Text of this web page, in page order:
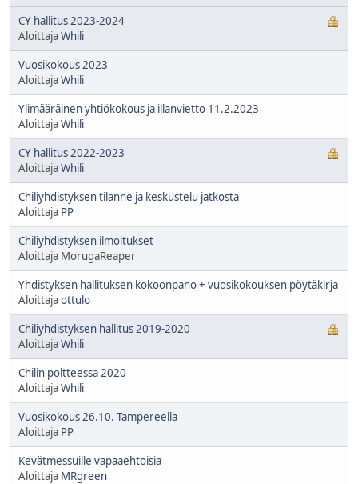
CY hallitus 2023-2024
AloittajaWhili
Vuosikokous 2023
AloittajaWhili
Ylimääräinen yhtiökokous ja illanvietto 11.2.2023
AloittajaWhili
CY hallitus 2022-2023
AloittajaWhili
Chiliyhdistyksen tilanne ja keskustelu jatkosta
Aloittaja PP
Chiliyhdistyksen ilmoitukset
Aloittaja MorugaReaper
Yhdistyksen hallituksen kokoonpano + vuosikokouksen pöytäkirja
Aloittajaottulo
Chiliyhdistyksen hallitus 2019-2020
AloittajaWhili
Chilin poltteessa 2020
AloittajaWhili
Vuosikokous 26.10. Tampereella
Aloittaja PP
Kevätmessuille vapaaehtoisia
Aloittaja MRgreen